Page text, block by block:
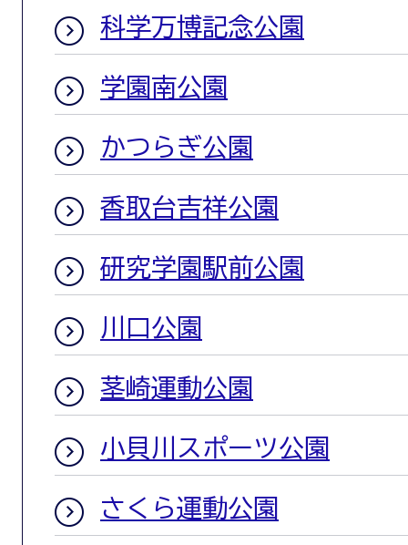
科学万博記念公園
学園南公園
かつらぎ公園
香取台吉祥公園
研究学園駅前公園
川口公園
茎崎運動公園
小貝川スポーツ公園
さくら運動公園